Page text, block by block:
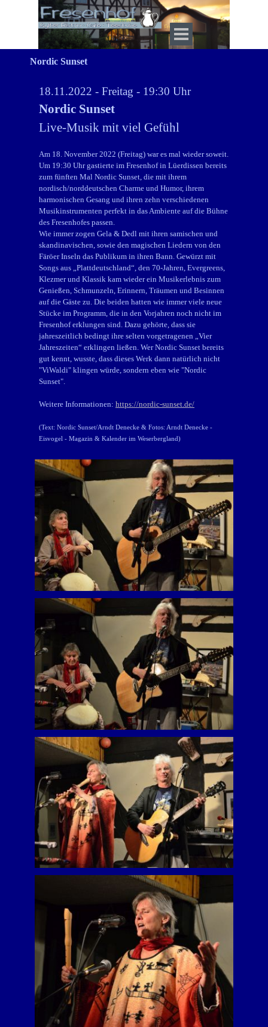
Direkt zum Seiteninhalt
Menü überspringen
Nordic Sunset
18.11.2022 - Freitag - 19:30 Uhr
Nordic Sunset
Live-Musik mit viel Gefühl
Am 18. November 2022 (Freitag) war es mal wieder soweit.
Um 19:30 Uhr gastierte im Fresenhof in Lüerdissen bereits
zum fünften Mal Nordic Sunset, die mit ihrem
nordisch/norddeutschen Charme und Humor, ihrem
harmonischen Gesang und ihren zehn verschiedenen
Musikinstrumenten perfekt in das Ambiente auf die Bühne
des Fresenhofes passen.
Wie immer zogen Gela & Dedl mit ihren samischen und
skandinavischen, sowie den magischen Liedern von den
Färöer Inseln das Publikum in ihren Bann. Gewürzt mit
Songs aus „Plattdeutschland“, den 70-Jahren, Evergreens,
Klezmer und Klassik kam wieder ein Musikerlebnis zum
Genießen, Schmunzeln, Erinnern, Träumen und Besinnen
auf die Gäste zu. Die beiden hatten wie immer viele neue
Stücke im Programm, die in den Vorjahren noch nicht im
Fresenhof erklungen sind. Dazu gehörte, dass sie
jahreszeitlich bedingt ihre selten vorgetragenen „Vier
Jahreszeiten“ erklingen ließen. Wer Nordic Sunset bereits
gut kennt, wusste, dass dieses Werk dann natürlich nicht
"ViWaldi" klingen würde, sondern eben wie "Nordic
Sunset".
Weitere Informationen: https://nordic-sunset.de/
(Text: Nordic Sunset/Arndt Denecke & Fotos: Arndt Denecke -
Eisvogel - Magazin & Kalender im Weserbergland)